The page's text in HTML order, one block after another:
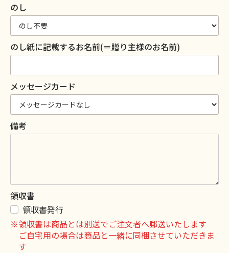
のし
のし紙に記載するお名前(＝贈り主様のお名前)
メッセージカード
備考
領収書
領収書発行
※領収書は商品とは別送でご注文者へ郵送いたします
ご自宅用の場合は商品と一緒に同梱させていただきま
す